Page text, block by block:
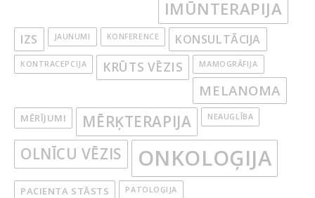
IMŪNTERAPIJA
IZS JAUNUMI KONFERENCE KONSULTĀCIJA
KONTRACEPCIJA KRŪTS VĒZIS MAMOGRĀFIJA
MELANOMA
MĒRĪJUMI MĒRĶTERAPIJA NEAUGLĪBA
OLNĪCU VĒZIS ONKOLOĢIJA
PACIENTA STĀSTS PATOLOĢIJA